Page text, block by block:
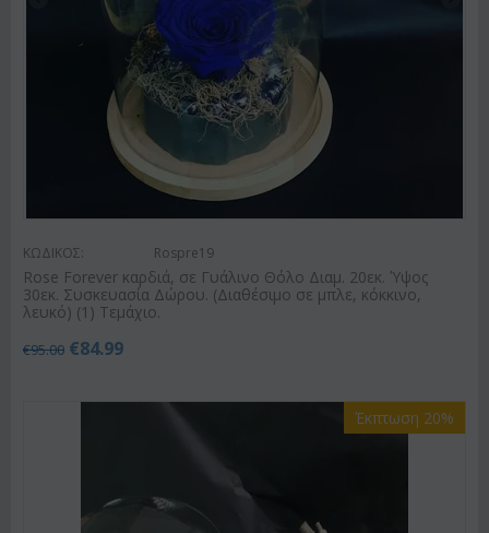
ΚΩΔΙΚΟΣ: Rospre19
Rose Forever καρδιά, σε Γυάλινο Θόλο Διαμ. 20εκ. Ύψος
30εκ. Συσκευασία Δώρου. (Διαθέσιμο σε μπλε, κόκκινο,
λευκό) (1) Τεμάχιο.
€95.00 €84.99
Έκπτωση 20%